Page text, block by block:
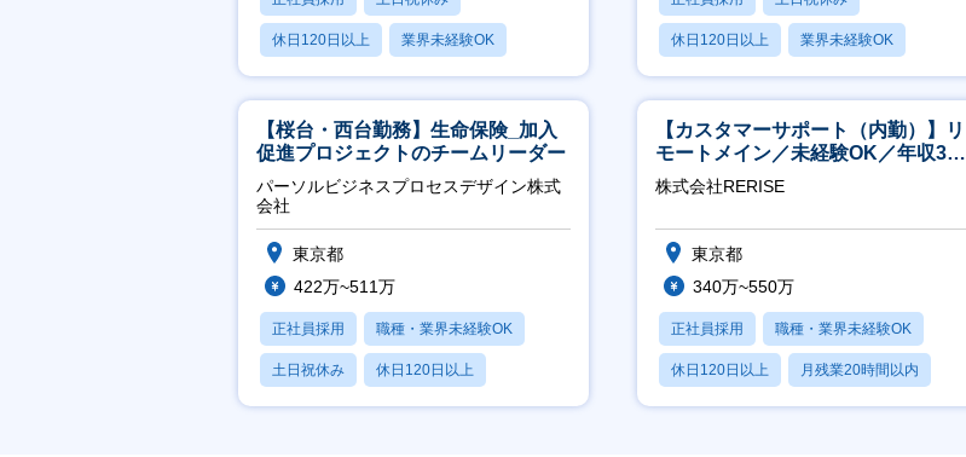
休日120日以上 業界未経験OK
産休・育休あり
休日120日以上 業界未経験OK
月残業20時間以内
【桜台・西台勤務】生命保険_加入
促進プロジェクトのチームリーダー
パーソルビジネスプロセスデザイン株式
会社
東京都
422万~511万
正社員採用 職種・業界未経験OK
土日祝休み 休日120日以上
産休・育休あり
【カスタマーサポート（内勤）】リ
モートメイン／未経験OK／年収340
万～／年間休日125日
株式会社RERISE
東京都
340万~550万
正社員採用 職種・業界未経験OK
休日120日以上 月残業20時間以内
賞与あり